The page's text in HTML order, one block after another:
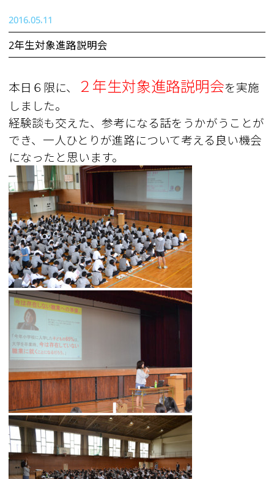
2016.05.11
2年生対象進路説明会
本日６限に、 ２年生対象進路説明会を実施
しました。
経験談も交えた、参考になる話をうかがうことが
でき、一人ひとりが進路について考える良い機会
になったと思います。